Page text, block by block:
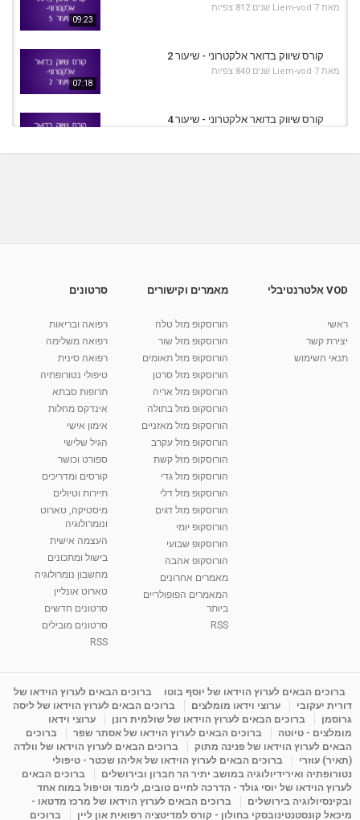
09:23
מאת Liem-vod 7 שנים 812 צפיות
07:18
קורס שיווק בדואר אלקטרוני - שיעור 2
מאת Liem-vod 7 שנים 840 צפיות
קורס שיווק בדואר אלקטרוני - שיעור 4
מאת
10:17
קרין גורן - העוגה המתגלצ’ת ללא קמח
38.5k צפיות
01:37
יוסי שר - מתמחה בשיטת אלכסנדר וטאי צ'י
2,738 צפיות
01:46
רנה רז-גילו -טיפול אנרגטי ויעוץ רוחני - נומרולוגית
2,315 צפיות
05:37
סודות בתאריך הלידה, משמעות חודש הלידה -
ינואר זינה ליבשיץ נומרולוגית
ליסה גרוסמן - המרכז לאימון התנהגותי - קשב
09:12
מדיטציה בדמיון מודרך - היכרות עם האני הפנימי
מאת admin 11 שנים 3,650 צפיות
פנינה מתוק - מרכז "נתיב הלב" בהרצליה-
מדיטציה-התחדשות
Shahar-vod
VOD אלטרנטיבלי
ראשי
יצירת קשר
תנאי השימוש
מאמרים וקישורים
הורוסקופ מזל טלה
הורוסקופ מזל שור
הורוסקופ מזל תאומים
הורוסקופ מזל סרטן
הורוסקופ מזל אריה
הורוסקופ מזל בתולה
הורוסקופ מזל מאזניים
הורוסקופ מזל עקרב
הורוסקופ מזל קשת
הורוסקופ מזל גדי
הורוסקופ מזל דלי
הורוסקופ מזל דגים
הורוסקופ יומי
הורוסקופ שבועי
הורוסקופ אהבה
מאמרים אחרונים
המאמרים הפופולריים
ביותר
RSS
סרטונים
רפואה ובריאות
רפואה משלימה
רפואה סינית
טיפולי נטורופתיה
תרופות סבתא
אינדקס מחלות
אימון אישי
הגיל שלישי
ספורט וכושר
קורסים ומדריכים
תיירות וטיולים
מיסטיקה, טארוט
ונומרולוגיה
העצמה אישית
בישול ומתכונים
מחשבון נומרולוגיה
טארוט אונליין
סרטונים חדשים
סרטונים מובילים
RSS
ברוכים הבאים לערוץ הוידאו של יוסף בוטו
ברוכים הבאים לערוץ הוידאו של
דורית יעקובי
ערוצי וידאו מומלצים
ברוכים הבאים לערוץ הוידאו של ליסה
גרוסמן
ברוכים הבאים לערוץ הוידאו של שולמית רונן
ערוצי וידאו
מומלצים - טיוטה
ברוכים הבאים לערוץ הוידאו של אסתר שפר
ברוכים
הבאים לערוץ הוידאו של פנינה מתוק
ברוכים הבאים לערוץ הוידאו של וולדה
(תאיר) עוזרי
ברוכים הבאים לערוץ הוידאו של אליהו שכטר - טיפולי
נטורופתיה ואירידיולוגיה במושב יתיר הר חברון ובירושלים
ברוכים הבאים
לערוץ הוידאו של יוסי גולד - הדרכה לחיים טובים, לימוד וטיפול במוח אחד
ובקינסיולוגיה בירושלים
ברוכים הבאים לערוץ הוידאו של מרכז מדטאו -
מיכאל קונסטנטינובסקי בחולון - קורס למדיטציה רפואית און ליין
ברוכים